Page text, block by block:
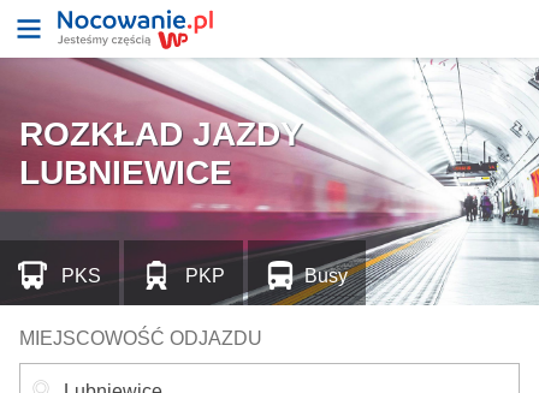
ROZKŁAD JAZDY
LUBNIEWICE
MIEJSCOWOŚĆ ODJAZDU
PKS PKP Busy